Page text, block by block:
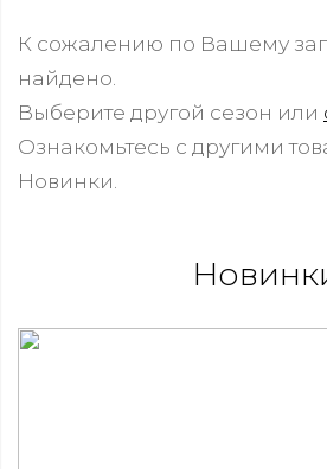
К сожалению по Вашему
найдено.
Выберите другой сезон или
Ознакомьтесь с другими
Новинки.